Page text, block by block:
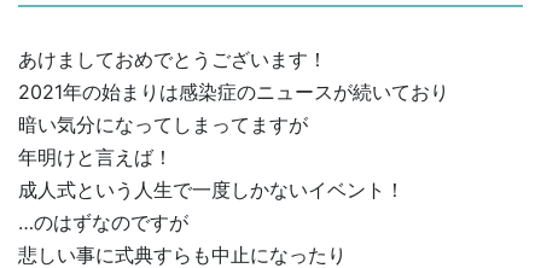
あけましておめでとうございます！
2021年の始まりは感染症のニュースが続いており
暗い気分になってしまってますが
年明けと言えば！
成人式という人生で一度しかないイベント！
…のはずなのですが
悲しい事に式典すらも中止になったり